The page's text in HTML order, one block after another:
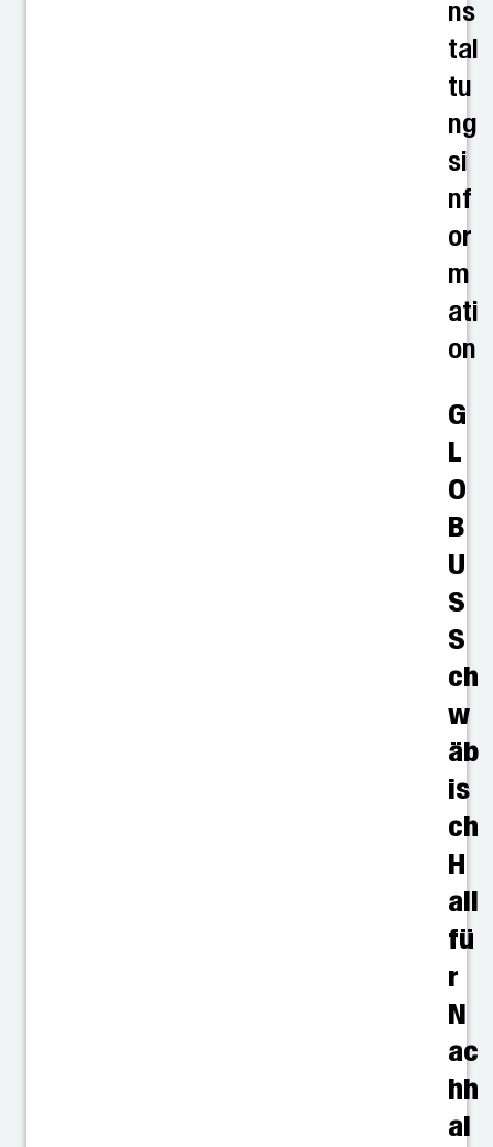
ns
tal
tu
ng
si
nf
or
m
ati
on
G
L
O
B
U
S
S
ch
w
äb
is
ch
H
all
fü
r
N
ac
hh
al